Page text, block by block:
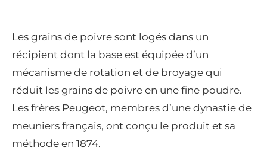
Les grains de poivre sont logés dans un
récipient dont la base est équipée d’un
mécanisme de rotation et de broyage qui
réduit les grains de poivre en une fine poudre.
Les frères Peugeot, membres d’une dynastie de
meuniers français, ont conçu le produit et sa
méthode en 1874.